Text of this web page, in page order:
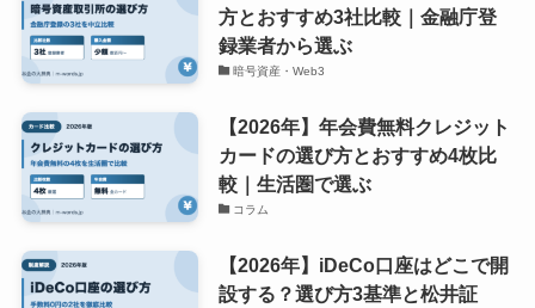
方とおすすめ3社比較｜金融庁登
録業者から選ぶ
暗号資産・Web3
【2026年】年会費無料クレジット
カードの選び方とおすすめ4枚比
較｜生活圏で選ぶ
コラム
【2026年】iDeCo口座はどこで開
設する？選び方3基準と松井証